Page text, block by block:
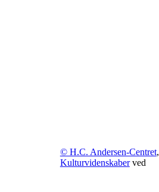
© H.C. Andersen-Centret,
Kulturvidenskaberved